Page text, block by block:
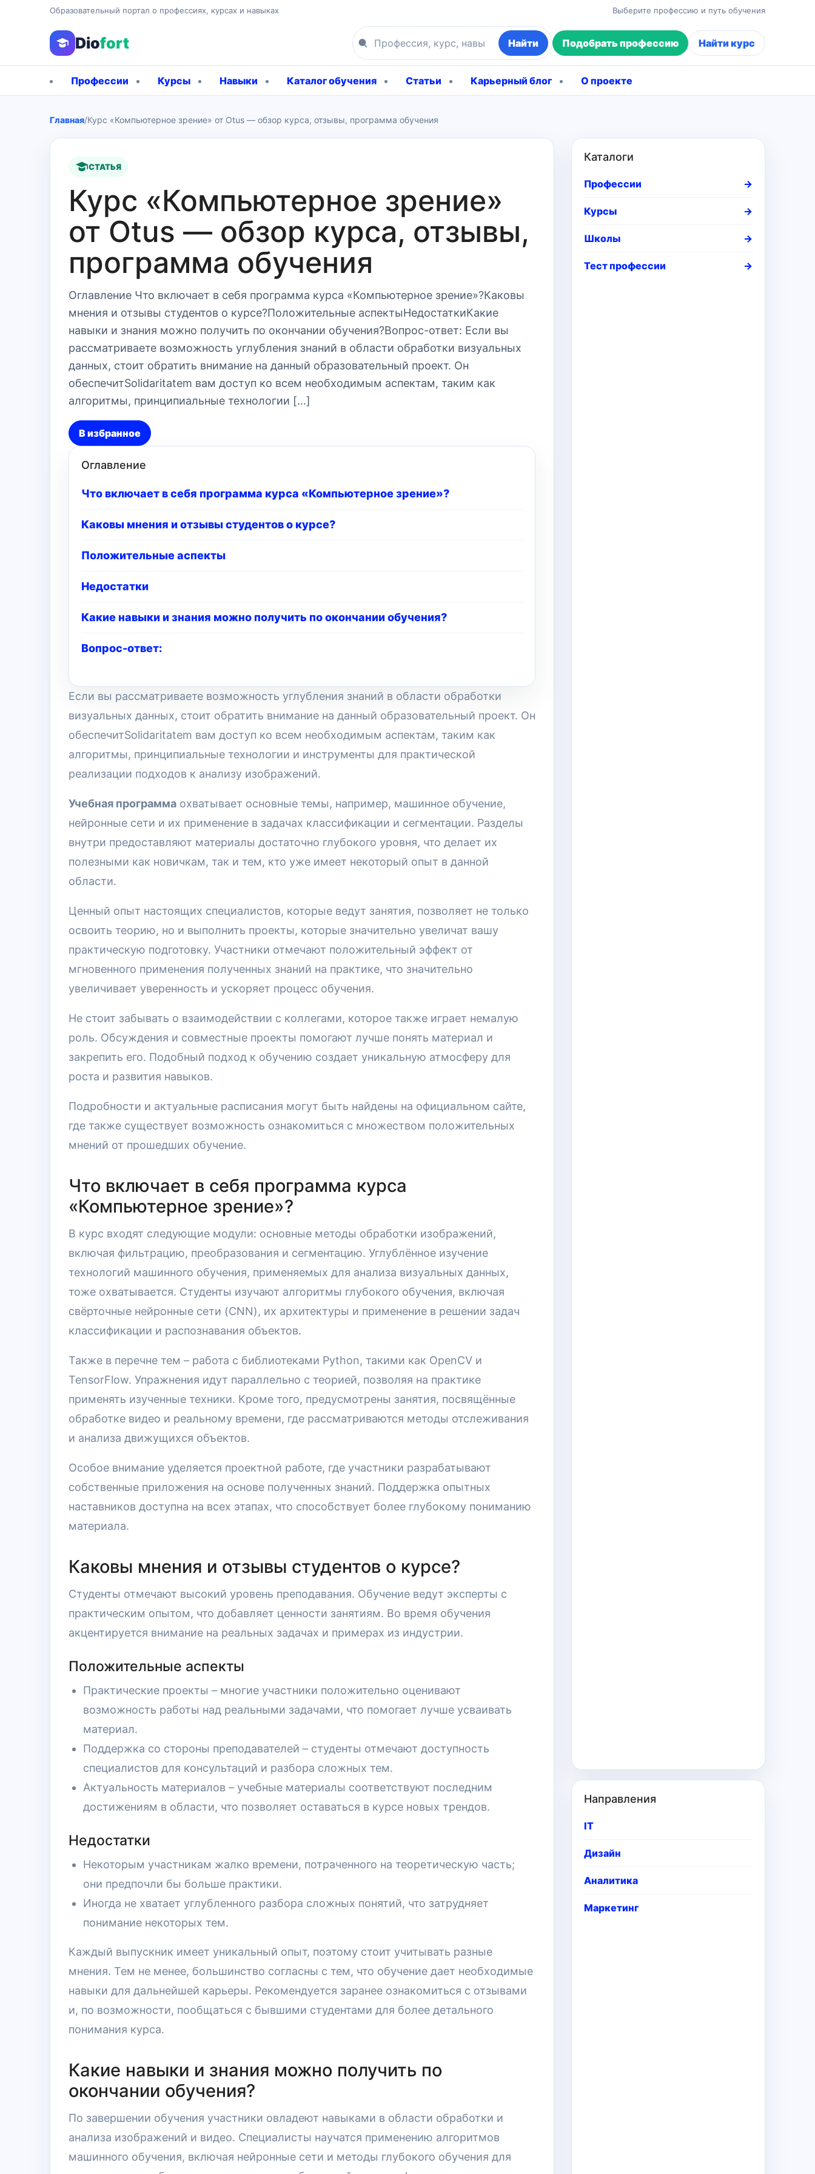
Образовательный портал о профессиях, курсах и навыках Выберите профессию и путь обучения
Diofort Найти Подобрать профессию Найти курс
Профессии Курсы Навыки Каталог обучения Статьи Карьерный блог О проекте
Главная/Курс «Компьютерное зрение» от Otus — обзор курса, отзывы, программа обучения
СТАТЬЯ
Курс «Компьютерное зрение»
от Otus — обзор курса, отзывы,
программа обучения
Оглавление Что включает в себя программа курса «Компьютерное зрение»?Каковы
мнения и отзывы студентов о курсе?Положительные аспектыНедостаткиКакие
навыки и знания можно получить по окончании обучения?Вопрос-ответ: Если вы
рассматриваете возможность углубления знаний в области обработки визуальных
данных, стоит обратить внимание на данный образовательный проект. Он
обеспечитSolidaritatem вам доступ ко всем необходимым аспектам, таким как
алгоритмы, принципиальные технологии […]
В избранное
Оглавление
Что включает в себя программа курса «Компьютерное зрение»?
Каковы мнения и отзывы студентов о курсе?
Положительные аспекты
Недостатки
Какие навыки и знания можно получить по окончании обучения?
Вопрос-ответ:
Если вы рассматриваете возможность углубления знаний в области обработки
визуальных данных, стоит обратить внимание на данный образовательный проект. Он
обеспечитSolidaritatem вам доступ ко всем необходимым аспектам, таким как
алгоритмы, принципиальные технологии и инструменты для практической
реализации подходов к анализу изображений.
Учебная программа охватывает основные темы, например, машинное обучение,
нейронные сети и их применение в задачах классификации и сегментации. Разделы
внутри предоставляют материалы достаточно глубокого уровня, что делает их
полезными как новичкам, так и тем, кто уже имеет некоторый опыт в данной
области.
Ценный опыт настоящих специалистов, которые ведут занятия, позволяет не только
освоить теорию, но и выполнить проекты, которые значительно увеличат вашу
практическую подготовку. Участники отмечают положительный эффект от
мгновенного применения полученных знаний на практике, что значительно
увеличивает уверенность и ускоряет процесс обучения.
Не стоит забывать о взаимодействии с коллегами, которое также играет немалую
роль. Обсуждения и совместные проекты помогают лучше понять материал и
закрепить его. Подобный подход к обучению создает уникальную атмосферу для
роста и развития навыков.
Подробности и актуальные расписания могут быть найдены на официальном сайте,
где также существует возможность ознакомиться с множеством положительных
мнений от прошедших обучение.
Что включает в себя программа курса
«Компьютерное зрение»?
В курс входят следующие модули: основные методы обработки изображений,
включая фильтрацию, преобразования и сегментацию. Углублённое изучение
технологий машинного обучения, применяемых для анализа визуальных данных,
тоже охватывается. Студенты изучают алгоритмы глубокого обучения, включая
свёрточные нейронные сети (CNN), их архитектуры и применение в решении задач
классификации и распознавания объектов.
Также в перечне тем – работа с библиотеками Python, такими как OpenCV и
TensorFlow. Упражнения идут параллельно с теорией, позволяя на практике
применять изученные техники. Кроме того, предусмотрены занятия, посвящённые
обработке видео и реальному времени, где рассматриваются методы отслеживания
и анализа движущихся объектов.
Особое внимание уделяется проектной работе, где участники разрабатывают
собственные приложения на основе полученных знаний. Поддержка опытных
наставников доступна на всех этапах, что способствует более глубокому пониманию
материала.
Каковы мнения и отзывы студентов о курсе?
Студенты отмечают высокий уровень преподавания. Обучение ведут эксперты с
практическим опытом, что добавляет ценности занятиям. Во время обучения
акцентируется внимание на реальных задачах и примерах из индустрии.
Положительные аспекты
Практические проекты – многие участники положительно оценивают
возможность работы над реальными задачами, что помогает лучше усваивать
материал.
Поддержка со стороны преподавателей – студенты отмечают доступность
специалистов для консультаций и разбора сложных тем.
Актуальность материалов – учебные материалы соответствуют последним
достижениям в области, что позволяет оставаться в курсе новых трендов.
Недостатки
Некоторым участникам жалко времени, потраченного на теоретическую часть;
они предпочли бы больше практики.
Иногда не хватает углубленного разбора сложных понятий, что затрудняет
понимание некоторых тем.
Каждый выпускник имеет уникальный опыт, поэтому стоит учитывать разные
мнения. Тем не менее, большинство согласны с тем, что обучение дает необходимые
навыки для дальнейшей карьеры. Рекомендуется заранее ознакомиться с отзывами
и, по возможности, пообщаться с бывшими студентами для более детального
понимания курса.
Какие навыки и знания можно получить по
окончании обучения?
По завершении обучения участники овладеют навыками в области обработки и
анализа изображений и видео. Специалисты научатся применению алгоритмов
машинного обучения, включая нейронные сети и методы глубокого обучения для
Каталоги
Профессии →
Курсы →
Школы →
Тест профессии →
Направления
IT
Дизайн
Аналитика
Маркетинг